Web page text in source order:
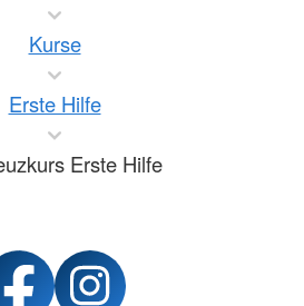
Kurse
Erste Hilfe
Erste Hilfe